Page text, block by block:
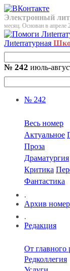
Электронный
месяц. Основан в апреле
Лиterraтурная
№ 242 июль-
№ 242
Весь номер
Актуальное
Проза
Драматургия
Критика
Фантастика
.
Архив
.
Редакция
От главного
Редколлегия